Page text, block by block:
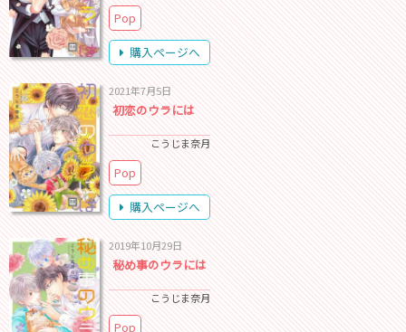
Pop
購入ページへ
2021年7月5日
初恋のウラには
こうじま奈月
Pop
購入ページへ
2019年10月29日
秘め事のウラには
こうじま奈月
Pop